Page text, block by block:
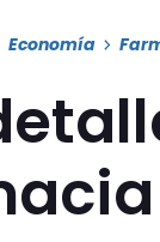
Economía